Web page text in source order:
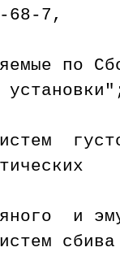
7,
по
и